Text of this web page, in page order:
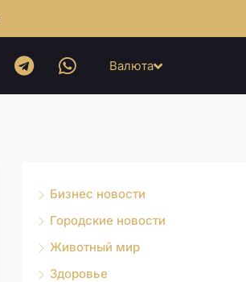
Валюта
Бизнес новости
Городские новости
Животный мир
Здоровье